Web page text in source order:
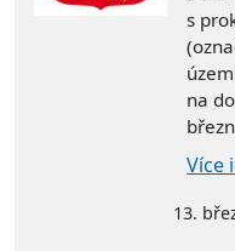
s
na
Více
13.